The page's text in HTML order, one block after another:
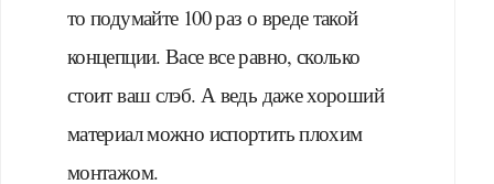
то подумайте 100 раз о вреде такой
концепции. Васе все равно, сколько
стоит ваш слэб. А ведь даже хороший
материал можно испортить плохим
монтажом.